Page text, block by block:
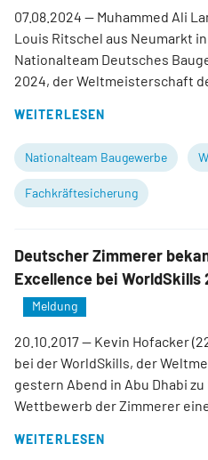
07.08.2024 — Muhammed Ali
Louis Ritschel aus Neumarkt
Nationalteam Deutsches
2024, der Weltmeisterschaft
WEITERLESEN
Nationalteam Baugewerbe
Fachkräftesicherung
Deutscher Zimmerer
Excellence bei WorldSkills
Meldung
20.10.2017— Kevin Hofacker
bei der WorldSkills, der
gestern Abend in Abu Dhabi
Wettbewerb der Zimmerer
WEITERLESEN